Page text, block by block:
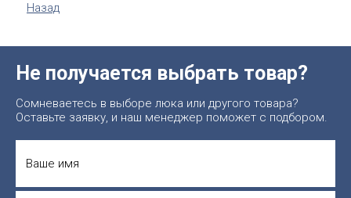
Назад
Не получается выбрать товар?
Сомневаетесь в выборе люка или другого товара?
Оставьте заявку, и наш менеджер поможет с подбором.